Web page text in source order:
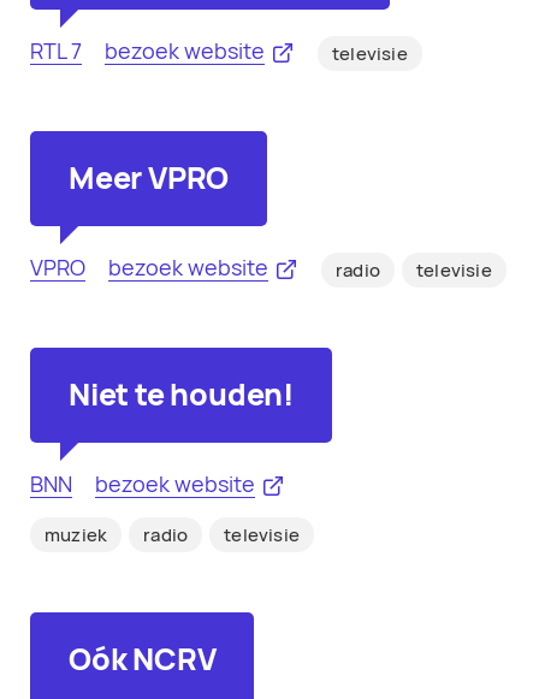
RTL 7 bezoek website televisie
Meer VPRO
VPRO bezoek website radio televisie
Niet te houden!
BNN bezoek website
muziek radio televisie
Oók NCRV